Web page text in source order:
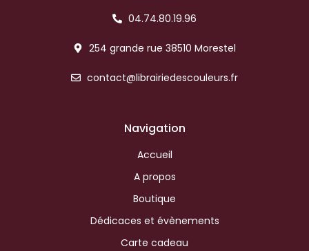
04.74.80.19.96
254 grande rue 38510 Morestel
contact@librairiedescouleurs.fr
Navigation
Accueil
A propos
Boutique
Dédicaces et évènements
Carte cadeau